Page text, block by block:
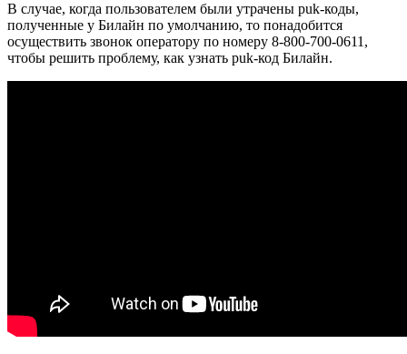
В случае, когда пользователем были утрачены puk-коды,
полученные у Билайн по умолчанию, то понадобится
осуществить звонок оператору по номеру 8-800-700-0611,
чтобы решить проблему, как узнать puk-код Билайн.